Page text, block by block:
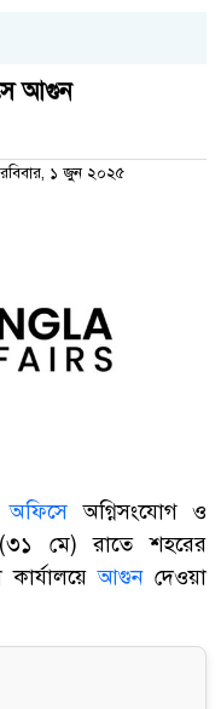
আগুন
১ জুন ২০২৫
অফিসেঅগ্নিসংযোগ ও
(৩১ মে) রাতে শহরের
কার্যালয়েআগুন দেওয়া